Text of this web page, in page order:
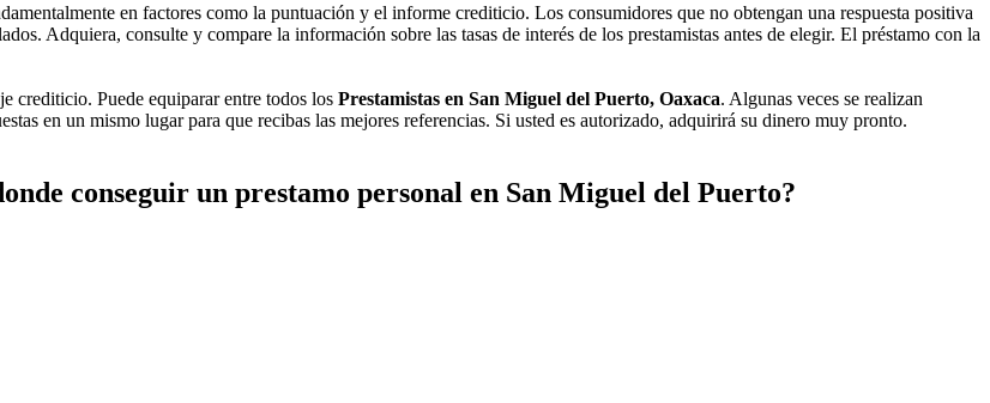
en factores como la puntuación y el informe crediticio. Los consumidores que no obtengan una respuesta positiva
Adquiera, consulte y compare la información sobre las tasas de interés de los prestamistas antes de elegir. El préstamo con la
crediticio. Puede equiparar entre todos los Prestamistas en San Miguel del Puerto, Oaxaca. Algunas veces se realizan
en un mismo lugar para que recibas las mejores referencias. Si usted es autorizado, adquirirá su dinero muy pronto.
conseguir un prestamo personal en San Miguel del Puerto?